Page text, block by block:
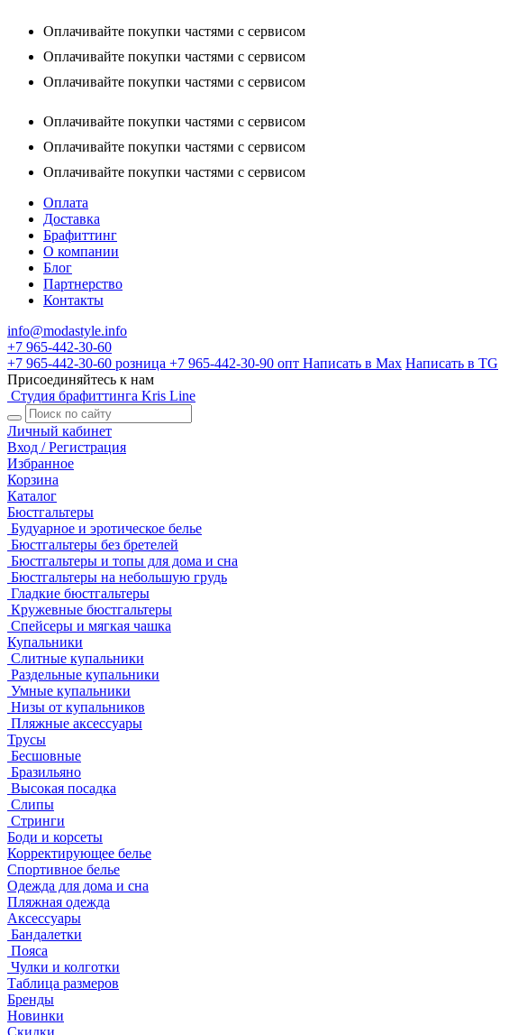
Оплачивайте покупки частями с сервисом
Оплачивайте покупки частями с сервисом
Оплачивайте покупки частями с сервисом
Оплачивайте покупки частями с сервисом
Оплачивайте покупки частями с сервисом
Оплачивайте покупки частями с сервисом
Оплата
Доставка
Брафиттинг
О компании
Блог
Партнерство
Контакты
info@modastyle.info
+7 965-442-30-60
+7 965-442-30-60 розница +7 965-442-30-90 опт Написать в Max Написать в TG
Присоединяйтесь к нам
Студия брафиттинга Kris Line
Личный кабинет
Вход / Регистрация
Избранное
Корзина
Каталог
Бюстгальтеры
Будуарное и эротическое белье
Бюстгальтеры без бретелей
Бюстгальтеры и топы для дома и сна
Бюстгальтеры на небольшую грудь
Гладкие бюстгальтеры
Кружевные бюстгальтеры
Спейсеры и мягкая чашка
Купальники
Слитные купальники
Раздельные купальники
Умные купальники
Низы от купальников
Пляжные аксессуары
Трусы
Бесшовные
Бразильяно
Высокая посадка
Слипы
Стринги
Боди и корсеты
Корректирующее белье
Спортивное белье
Одежда для дома и сна
Пляжная одежда
Аксессуары
Бандалетки
Пояса
Чулки и колготки
Таблица размеров
Бренды
Новинки
Скидки